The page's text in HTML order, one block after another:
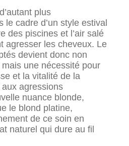
plus
le cadre d’un style estival
des piscines et l’air salé
agresser les cheveux. Le
devient donc non
une nécessité pour
et la vitalité de la
agressions
nuance blonde,
le blond platine,
de ce soin en
naturel qui dure au fil